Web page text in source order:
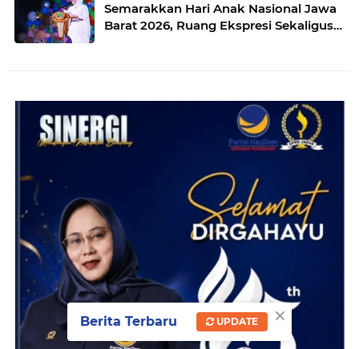
Semarakkan Hari Anak Nasional Jawa
Barat 2026, Ruang Ekspresi Sekaligus
×
Berita Terbaru UPDATE